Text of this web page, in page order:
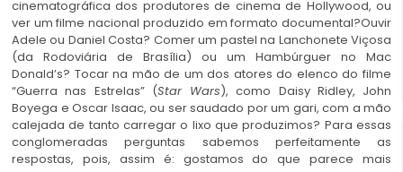
cinematográfica dos produtores de cinema de Hollywood, ou
ver um filme nacional produzido em formato documental?Ouvir
Adele ou Daniel Costa? Comer um pastel na Lanchonete Viçosa
(da Rodoviária de Brasília) ou um Hambúrguer no Mac
Donald’s? Tocar na mão de um dos atores do elenco do filme
“Guerra nas Estrelas” (Star Wars), como Daisy Ridley, John
Boyega e Oscar Isaac, ou ser saudado por um gari, com a mão
calejada de tanto carregar o lixo que produzimos? Para essas
conglomeradas perguntas sabemos perfeitamente as
respostas, pois, assim é: gostamos do que parece mais